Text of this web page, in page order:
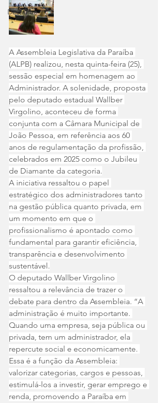
Destaque
A Assembleia Legislativa da Paraíba
(ALPB) realizou, nesta quinta-feira (25),
sessão especial em homenagem ao
Administrador. A solenidade, proposta
pelo deputado estadual Wallber
Virgolino, aconteceu de forma
conjunta com a Câmara Municipal de
João Pessoa, em referência aos 60
anos de regulamentação da profissão,
celebrados em 2025 como o Jubileu
de Diamante da categoria.
A iniciativa ressaltou o papel
estratégico dos administradores tanto
na gestão pública quanto privada, em
um momento em que o
profissionalismo é apontado como
fundamental para garantir eficiência,
transparência e desenvolvimento
sustentável.
O deputado Wallber Virgolino
ressaltou a relevância de trazer o
debate para dentro da Assembleia. “A
administração é muito importante.
Quando uma empresa, seja pública ou
privada, tem um administrador, ela
repercute social e economicamente.
Essa é a função da Assembleia:
valorizar categorias, cargos e pessoas,
estimulá-los a investir, gerar emprego e
renda, promovendo a Paraíba em